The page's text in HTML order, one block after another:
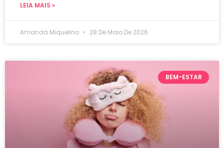
LEIA MAIS »
Amanda Miquelino 28 De Maio De 2026
BEM-ESTAR